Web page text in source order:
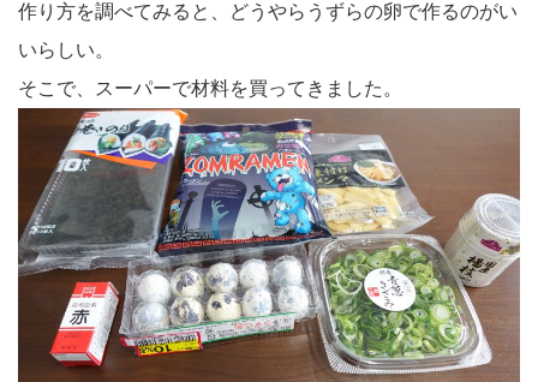
作り方を調べてみると、どうやらうずらの卵で作るのがい
いらしい。
そこで、スーパーで材料を買ってきました。